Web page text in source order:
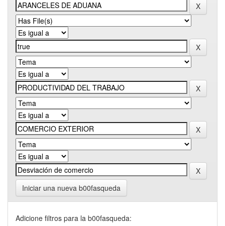
Iniciar una nueva b00fasqueda
Adicione filtros para la b00fasqueda: